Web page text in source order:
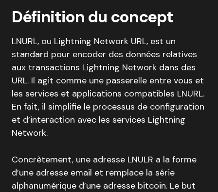
Définition du concept
LNURL, ou Lightning Network URL, est un
standard pour encoder des données relatives
aux transactions Lightning Network dans des
URL. Il agit comme une passerelle entre vous et
les services et applications compatibles LNURL.
En fait, il simplifie le processus de configuration
et d’interaction avec les services Lightning
Network.
Concrètement, une adresse LNULR a la forme
d’une adresse email et remplace la série
alphanumérique d’une adresse bitcoin. Le but